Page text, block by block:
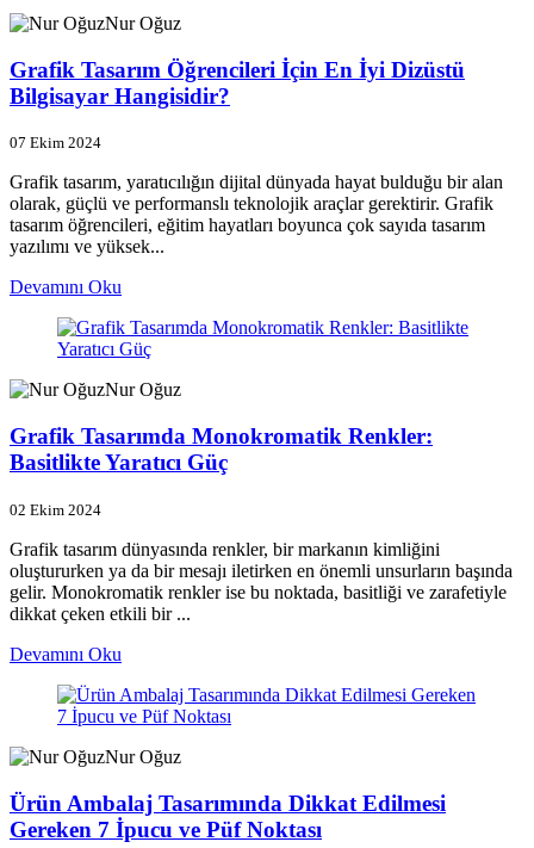
Nur Oğuz
Grafik Tasarım Öğrencileri İçin En İyi Dizüstü
Bilgisayar Hangisidir?
07 Ekim 2024
Grafik tasarım, yaratıcılığın dijital dünyada hayat bulduğu bir alan
olarak, güçlü ve performanslı teknolojik araçlar gerektirir. Grafik
tasarım öğrencileri, eğitim hayatları boyunca çok sayıda tasarım
yazılımı ve yüksek...
Devamını Oku
Nur Oğuz
Grafik Tasarımda Monokromatik Renkler:
Basitlikte Yaratıcı Güç
02 Ekim 2024
Grafik tasarım dünyasında renkler, bir markanın kimliğini
oluştururken ya da bir mesajı iletirken en önemli unsurların başında
gelir. Monokromatik renkler ise bu noktada, basitliği ve zarafetiyle
dikkat çeken etkili bir ...
Devamını Oku
Nur Oğuz
Ürün Ambalaj Tasarımında Dikkat Edilmesi
Gereken 7 İpucu ve Püf Noktası